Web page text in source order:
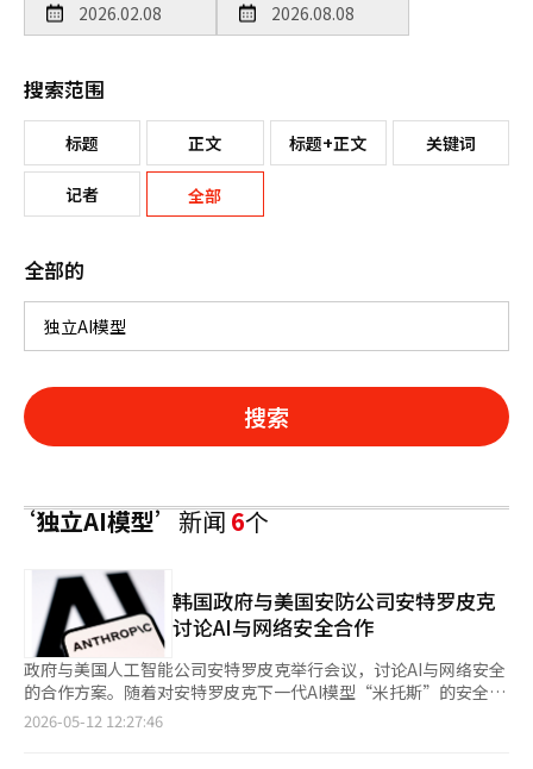
搜索范围
标题 正文 标题+正文 关键词
记者 全部
全部的
搜索
‘独立AI模型’新闻6个
韩国政府与美国安防公司安特罗皮克
讨论AI与网络安全合作
政府与美国人工智能公司安特罗皮克举行会议，讨论AI与网络安全
的合作方案。随着对安特罗皮克下一代AI模型“米托斯”的安全担
忧加剧，韩国希望参与全球合作网络，并提升国内独立安全能力。
2026-05-12 12:27:46